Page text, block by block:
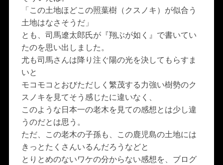
「この土地ほどこの照葉樹（クスノキ）が似合う
土地はなさそうだ」
とも、司馬遼太郎氏が『翔ぶが如く』で書いてい
たのを思い出しました。
尤も司馬さんは降り注ぐ陽の光を決してもらすま
いと
モコモコとおびただしく繁茂する力強い樹勢のク
スノキを見てそう感じたに違いなく、
このような日本一の老木を見ての感想とは少し違
うのだとは思う。
ただ、この老木の子孫も、この鹿児島の土地には
きっとたくさんいるんだろうなどと
とりとめのないワケの分からない感想を、ブログ